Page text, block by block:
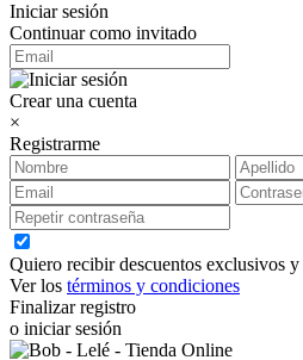
Iniciar sesión
Continuar como invitado
Crear una cuenta
×
Registrarme
Quiero recibir descuentos exclusivos
Ver los términos y condiciones
Finalizar registro
o iniciar sesión